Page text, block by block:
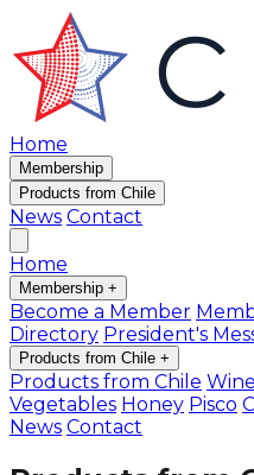
Home
Membership
Products from Chile
News Contact
Home
Membership +
Become a Member
Directory President's
Products from Chile +
Products from Chile Wine
Vegetables Honey Pisco
News Contact